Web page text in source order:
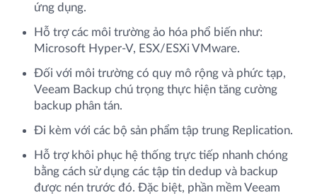
ứng dụng.
Hỗ trợ các môi trường ảo hóa phổ biến như:
Microsoft Hyper-V, ESX/ESXi VMware.
Đối với môi trường có quy mô rộng và phức tạp,
Veeam Backup chú trọng thực hiện tăng cường
backup phân tán.
Đi kèm với các bộ sản phẩm tập trung Replication.
Hỗ trợ khôi phục hệ thống trực tiếp nhanh chóng
bằng cách sử dụng các tập tin dedup và backup
được nén trước đó. Đặc biệt, phần mềm Veeam